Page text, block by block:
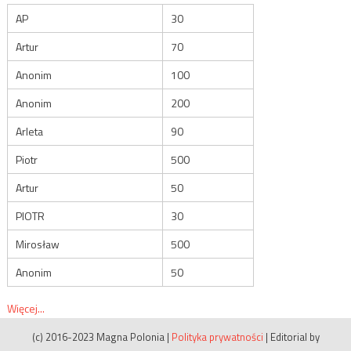
AP
30
Artur
70
Anonim
100
Anonim
200
Arleta
90
Piotr
500
Artur
50
PIOTR
30
Mirosław
500
Anonim
50
Więcej...
(c) 2016-2023 Magna Polonia | Polityka prywatności | Editorial by